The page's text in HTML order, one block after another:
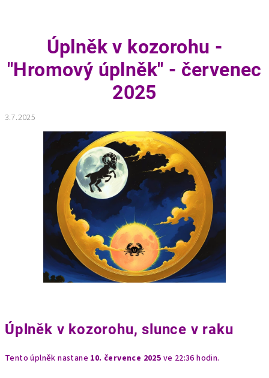
Úplněk v kozorohu -
"Hromový úplněk" - červenec
2025
3.7.2025
Úplněk v kozorohu, slunce v raku
Tento úplněk nastane 10. července 2025 ve 22:36 hodin.